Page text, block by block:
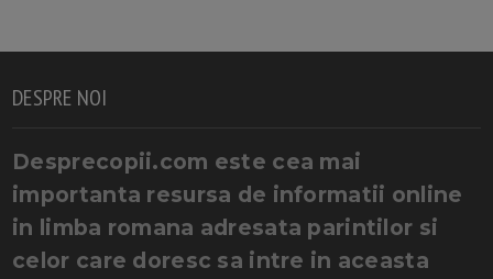
DESPRE NOI
Desprecopii.com este cea mai
importanta resursa de informatii online
in limba romana adresata parintilor si
celor care doresc sa intre in aceasta